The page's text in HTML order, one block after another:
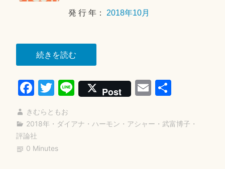
発 行 年： 2018年10月
続きを読む“サ
イ
ド・
ト
ッ
Fa
ce
bo
ok
T
wi
tte
Li
ne
Post E
ail
共
きむらともお
2018年 ・ ダイアナ・ハーモン・アシャー ・ 武富博子 ・
評論社
0 Minutes